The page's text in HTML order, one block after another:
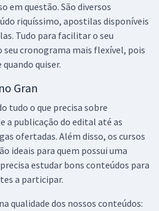
em questão. São diversos
riquíssimo, apostilas disponíveis
Tudo para facilitar o seu
cronograma mais flexível, pois
quiser.
Gran
tudo o que precisa sobre
a publicação do edital até as
ofertadas. Além disso, os cursos
ideais para quem possui uma
estudar bons conteúdos para
a participar.
qualidade dos nossos conteúdos: